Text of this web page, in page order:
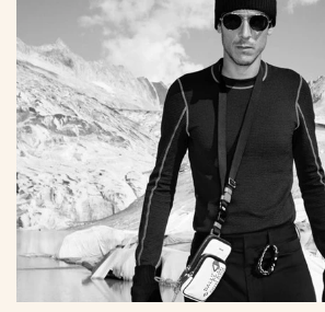
INNOVATION & SAVOIR-FAIRE
La Suisse, terre du
pour Bally
Avec l’arrivée de Nicolas Girotto à